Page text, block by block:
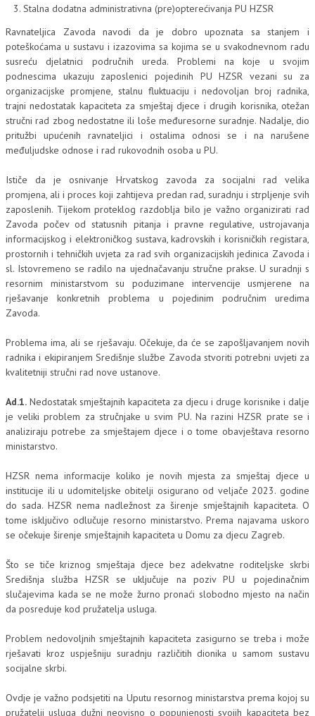
Stalna dodatna administrativna (pre)opterećivanja PU HZSR
Ravnateljica Zavoda navodi da je dobro upoznata sa stanjem i
poteškoćama u sustavu i izazovima sa kojima se u svakodnevnom radu
susreću djelatnici područnih ureda. Problemi na koje u svojim
podnescima ukazuju zaposlenici pojedinih PU HZSR vezani su za
organizacijske promjene, stalnu fluktuaciju i nedovoljan broj radnika,
trajni nedostatak kapaciteta za smještaj djece i drugih korisnika, otežan
stručni rad zbog nedostatne ili loše međuresorne suradnje. Nadalje, dio
pritužbi upućenih ravnateljici i ostalima odnosi se i na narušene
međuljudske odnose i rad rukovodnih osoba u PU.
Ističe da je osnivanje Hrvatskog zavoda za socijalni rad velika
promjena, ali i proces koji zahtijeva predan rad, suradnju i strpljenje svih
zaposlenih. Tijekom proteklog razdoblja bilo je važno organizirati rad
Zavoda počev od statusnih pitanja i pravne regulative, ustrojavanja
informacijskog i elektroničkog sustava, kadrovskih i korisničkih registara,
prostornih i tehničkih uvjeta za rad svih organizacijskih jedinica Zavoda i
sl. Istovremeno se radilo na ujednačavanju stručne prakse. U suradnji s
resornim ministarstvom su poduzimane intervencije usmjerene na
rješavanje konkretnih problema u pojedinim područnim uredima
Zavoda.
Problema ima, ali se rješavaju. Očekuje, da će se zapošljavanjem novih
radnika i ekipiranjem Središnje službe Zavoda stvoriti potrebni uvjeti za
kvalitetniji stručni rad nove ustanove.
Ad.1. Nedostatak smještajnih kapaciteta za djecu i druge korisnike i dalje
je veliki problem za stručnjake u svim PU. Na razini HZSR prate se i
analiziraju potrebe za smještajem djece i o tome obavještava resorno
ministarstvo.
HZSR nema informacije koliko je novih mjesta za smještaj djece u
institucije ili u udomiteljske obitelji osigurano od veljače 2023. godine
do sada. HZSR nema nadležnost za širenje smještajnih kapaciteta. O
tome isključivo odlučuje resorno ministarstvo. Prema najavama uskoro
se očekuje širenje smještajnih kapaciteta u Domu za djecu Zagreb.
Što se tiče kriznog smještaja djece bez adekvatne roditeljske skrbi
Središnja služba HZSR se uključuje na poziv PU u pojedinačnim
slučajevima kada se ne može žurno pronaći slobodno mjesto na način
da posreduje kod pružatelja usluga.
Problem nedovoljnih smještajnih kapaciteta zasigurno se treba i može
rješavati kroz uspješniju suradnju različitih dionika u samom sustavu
socijalne skrbi.
Ovdje je važno podsjetiti na Uputu resornog ministarstva prema kojoj su
pružatelji usluga dužni neovisno o popunjenosti svojih kapaciteta bez